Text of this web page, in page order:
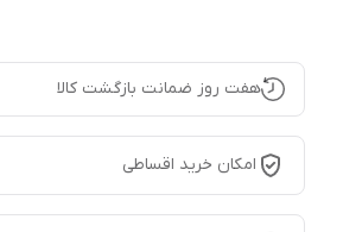
هفت روز ضمانت بازگشت کالا
امکان خرید اقساطی